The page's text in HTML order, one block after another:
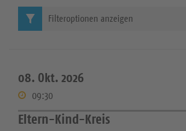
08. Okt. 2026
09:30
Eltern-Kind-Kreis
Filteroptionen anzeigen